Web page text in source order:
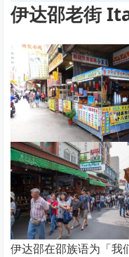
伊达邵老街
伊达邵在邵族语为「我